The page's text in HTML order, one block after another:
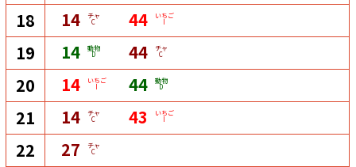
18 14 チャ
C 44 いちご
I
19 14 動物
D 44 チャ
C
20 14 いちご
I 44 動物
D
21 14 チャ
C 43 いちご
I
22 27 チャ
C